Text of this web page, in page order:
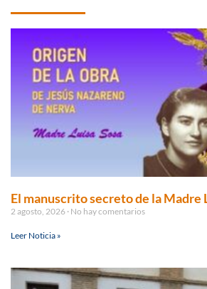
El manuscrito secreto de la Madre
2 agosto, 2026 No hay comentarios
Leer Noticia »